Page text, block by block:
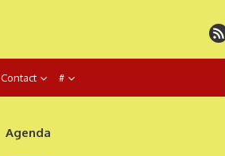
Contact #
Agenda